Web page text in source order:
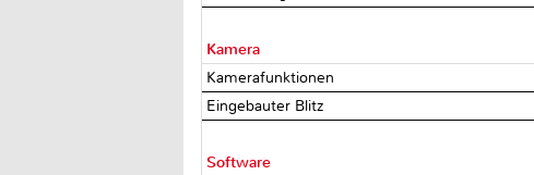
Kamera
Kamerafunktionen
Eingebauter Blitz
Software